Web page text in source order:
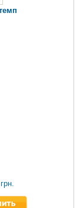
грн.